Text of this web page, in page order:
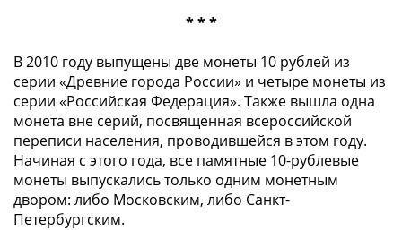
* * *
В 2010 году выпущены две монеты 10 рублей из
серии «Древние города России» и четыре монеты из
серии «Российская Федерация». Также вышла одна
монета вне серий, посвященная всероссийской
переписи населения, проводившейся в этом году.
Начиная с этого года, все памятные 10-рублевые
монеты выпускались только одним монетным
двором: либо Московским, либо Санкт-
Петербургским.